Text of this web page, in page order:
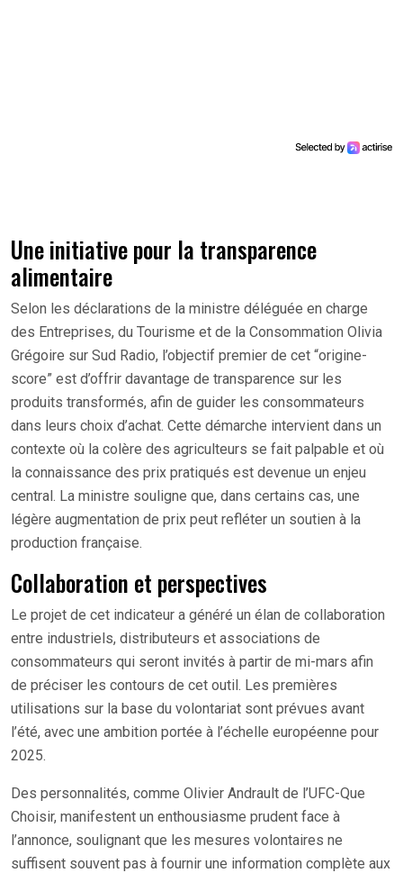
Une initiative pour la transparence
alimentaire
Selon les déclarations de la ministre déléguée en charge
des Entreprises, du Tourisme et de la Consommation Olivia
Grégoire sur Sud Radio, l’objectif premier de cet “origine-
score” est d’offrir davantage de transparence sur les
produits transformés, afin de guider les consommateurs
dans leurs choix d’achat. Cette démarche intervient dans un
contexte où la colère des agriculteurs se fait palpable et où
la connaissance des prix pratiqués est devenue un enjeu
central. La ministre souligne que, dans certains cas, une
légère augmentation de prix peut refléter un soutien à la
production française.
Collaboration et perspectives
Le projet de cet indicateur a généré un élan de collaboration
entre industriels, distributeurs et associations de
consommateurs qui seront invités à partir de mi-mars afin
de préciser les contours de cet outil. Les premières
utilisations sur la base du volontariat sont prévues avant
l’été, avec une ambition portée à l’échelle européenne pour
2025.
Des personnalités, comme Olivier Andrault de l’UFC-Que
Choisir, manifestent un enthousiasme prudent face à
l’annonce, soulignant que les mesures volontaires ne
suffisent souvent pas à fournir une information complète aux